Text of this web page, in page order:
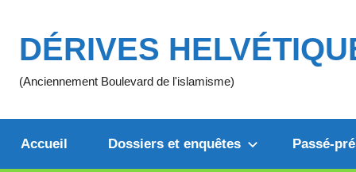
contenu
DÉRIVES
(Anciennement Boulevard de l'islamisme)
Accueil Dossiers et enquêtes Passé-